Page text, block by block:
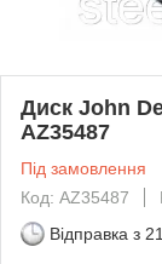
Диск John
AZ35487
Під замовлення
Код: AZ35487
Відправка з